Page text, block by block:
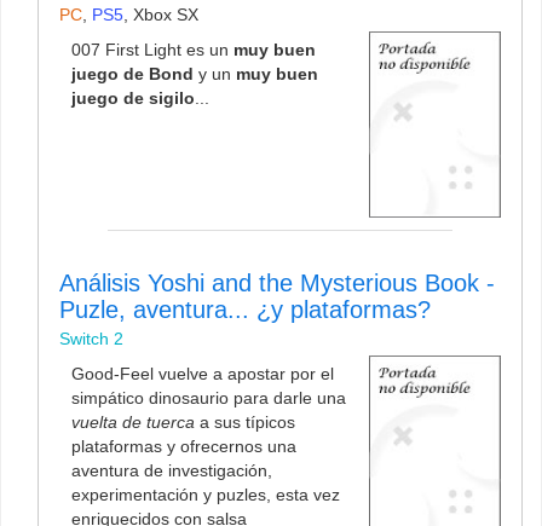
PC PS5 Xbox SX
007 First Light es un muy buen
juego de Bond y un muy buen
juego de sigilo
Análisis Yoshi and the Mysterious Book -
Puzle, aventura... ¿y plataformas?
Switch 2
Good-Feel vuelve a apostar por el
simpático dinosaurio para darle una
vuelta de tuerca a sus típicos
plataformas y ofrecernos una
aventura de investigación,
experimentación y puzles, esta vez
enriquecidos con salsa